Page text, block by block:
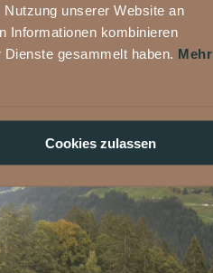
unserer Website an
Informationen kombinieren
gesammelt haben. Mehr
Cookies zulassen